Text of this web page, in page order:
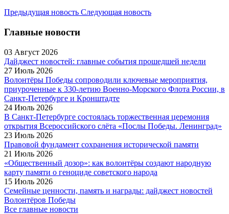
Предыдущая новость Следующая новость
Главные новости
03 Август 2026
Дайджест новостей: главные события прошедшей недели
27 Июль 2026
Волонтёры Победы сопроводили ключевые мероприятия,
приуроченные к 330-летию Военно-Морского Флота России, в
Санкт-Петербурге и Кронштадте
24 Июль 2026
В Санкт-Петербурге состоялась торжественная церемония
открытия Всероссийского слёта «Послы Победы. Ленинград»
23 Июль 2026
Правовой фундамент сохранения исторической памяти
21 Июль 2026
«Общественный дозор»: как волонтёры создают народную
карту памяти о геноциде советского народа
15 Июль 2026
Семейные ценности, память и награды: дайджест новостей
Волонтёров Победы
Все главные новости